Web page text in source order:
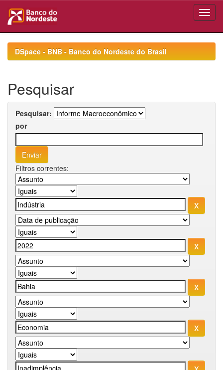
navigationDSpace - BNB - Banco do Nordeste do Brasil
Pesquisar
Pesquisar:
por
Filtros correntes: